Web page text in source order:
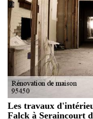
Les travaux
Falck à Seraincourt